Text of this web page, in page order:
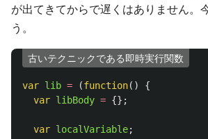
が出てきてからで遅くはありません。
う。
古いテクニックである即時実行関数
var lib = (function()
{
var libBody = {};
var localVariable;